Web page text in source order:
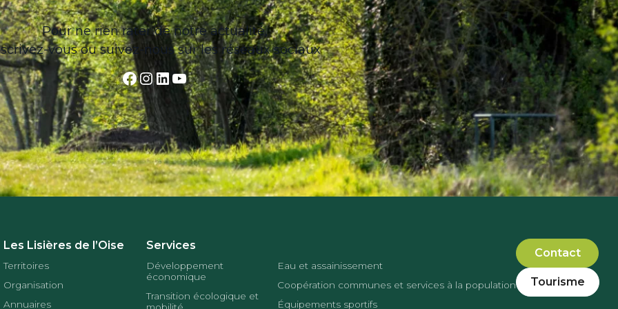
Pour ne rien rater de notre actualité,
vous ou suivez-nous sur les réseaux sociaux
Facebook
Instagram
LinkedIn
YouTube
Les Lisières de l’Oise
Territoires
Organisation
Annuaires
Services
Développement
économique
Transition écologique et
mobilité
Eau et assainissement
Coopération communes et services à la population
Équipements sportifs
Contact
Tourisme